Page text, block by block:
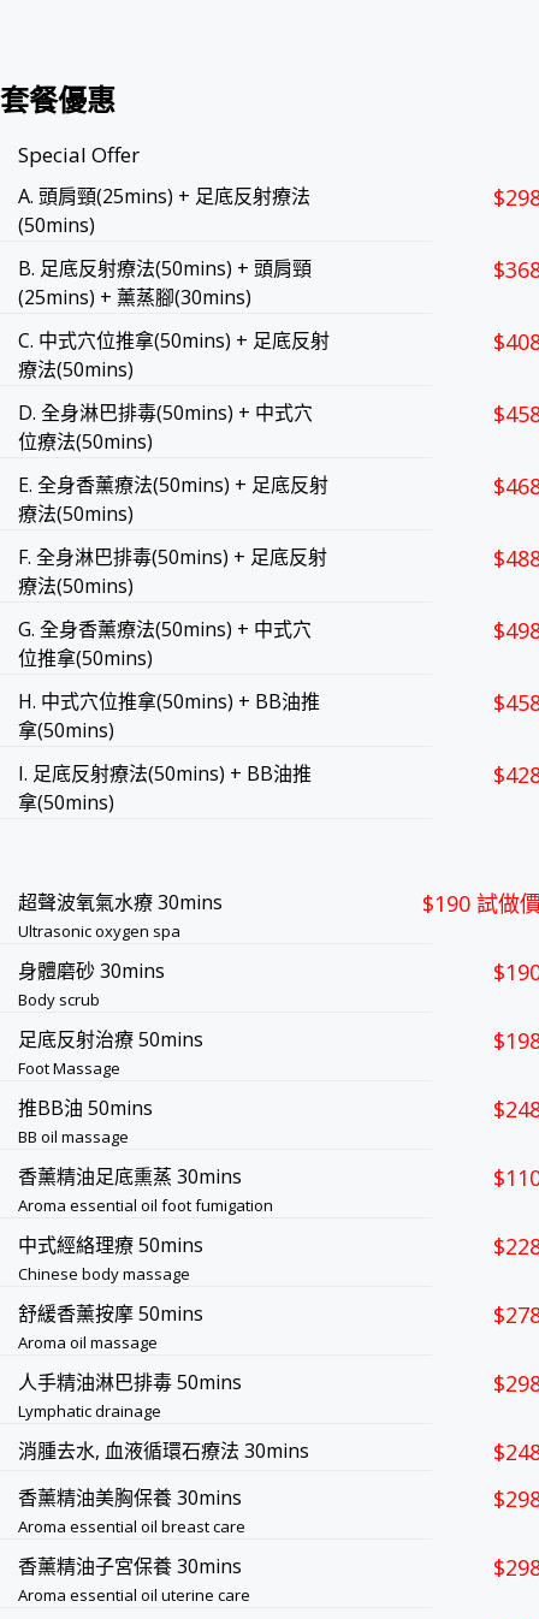
套餐優惠
Special Offer
A. 頭肩頸(25mins) + 足底反射療法
(50mins)
B. 足底反射療法(50mins) + 頭肩頸
(25mins) + 薰蒸腳(30mins)
C. 中式穴位推拿(50mins) + 足底反射
療法(50mins)
D. 全身淋巴排毒(50mins) + 中式穴
位療法(50mins)
E. 全身香薰療法(50mins) + 足底反射
療法(50mins)
F. 全身淋巴排毒(50mins) + 足底反射
療法(50mins)
G. 全身香薰療法(50mins) + 中式穴
位推拿(50mins)
H. 中式穴位推拿(50mins) + BB油推
拿(50mins)
I. 足底反射療法(50mins) + BB油推
拿(50mins)
超聲波氧氣水療 30mins $190 試做
Ultrasonic oxygen spa
身體磨砂 30mins
Body scrub
足底反射治療 50mins
Foot Massage
推BB油 50mins
BB oil massage
香薰精油足底熏蒸 30mins
Aroma essential oil foot fumigation
中式經絡理療 50mins
Chinese body massage
舒緩香薰按摩 50mins
Aroma oil massage
人手精油淋巴排毒 50mins
Lymphatic drainage
消腫去水, 血液循環石療法 30mins
香薰精油美胸保養 30mins
Aroma essential oil breast care
香薰精油子宮保養 30mins
Aroma essential oil uterine care